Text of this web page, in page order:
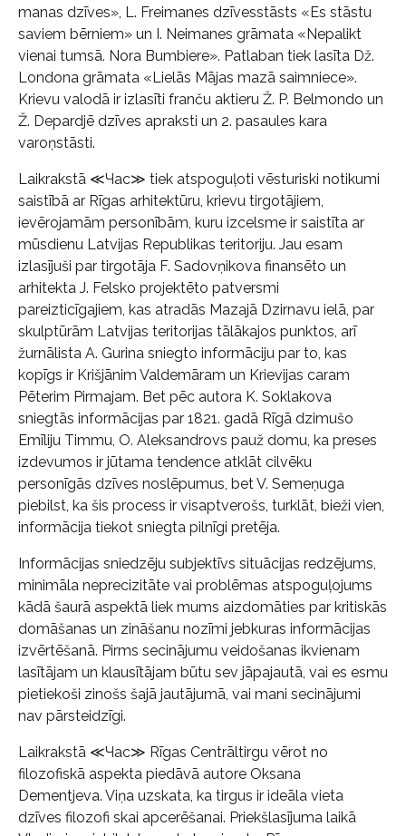
manas dzīves», L. Freimanes dzīvesstāsts «Es stāstu
saviem bērniem» un I. Neimanes grāmata «Nepalikt
vienai tumsā. Nora Bumbiere». Patlaban tiek lasīta Dž.
Londona grāmata «Lielās Mājas mazā saimniece».
Krievu valodā ir izlasīti franču aktieru Ž. P. Belmondo un
Ž. Depardjē dzīves apraksti un 2. pasaules kara
varoņstāsti.
Laikrakstā ≪Час≫ tiek atspoguļoti vēsturiski notikumi
saistībā ar Rīgas arhitektūru, krievu tirgotājiem,
ievērojamām personībām, kuru izcelsme ir saistīta ar
mūsdienu Latvijas Republikas teritoriju. Jau esam
izlasījuši par tirgotāja F. Sadovņikova finansēto un
arhitekta J. Felsko projektēto patversmi
pareizticīgajiem, kas atradās Mazajā Dzirnavu ielā, par
skulptūrām Latvijas teritorijas tālākajos punktos, arī
žurnālista A. Gurina sniegto informāciju par to, kas
kopīgs ir Krišjānim Valdemāram un Krievijas caram
Pēterim Pirmajam. Bet pēc autora K. Soklakova
sniegtās informācijas par 1821. gadā Rīgā dzimušo
Emīliju Timmu, O. Aleksandrovs pauž domu, ka preses
izdevumos ir jūtama tendence atklāt cilvēku
personīgās dzīves noslēpumus, bet V. Semeņuga
piebilst, ka šis process ir visaptverošs, turklāt, bieži vien,
informācija tiekot sniegta pilnīgi pretēja.
Informācijas sniedzēju subjektīvs situācijas redzējums,
minimāla neprecizitāte vai problēmas atspoguļojums
kādā šaurā aspektā liek mums aizdomāties par kritiskās
domāšanas un zināšanu nozīmi jebkuras informācijas
izvērtēšanā. Pirms secinājumu veidošanas ikvienam
lasītājam un klausītājam būtu sev jāpajautā, vai es esmu
pietiekoši zinošs šajā jautājumā, vai mani secinājumi
nav pārsteidzīgi.
Laikrakstā ≪Час≫ Rīgas Centrāltirgu vērot no
filozofiskā aspekta piedāvā autore Oksana
Dementjeva. Viņa uzskata, ka tirgus ir ideāla vieta
dzīves filozofi skai apcerēšanai. Priekšlasījuma laikā